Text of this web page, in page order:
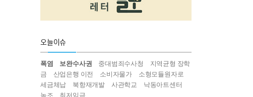
오늘이슈
폭염 보완수사권 중대범죄수사청
지역균형 장학
금
산업은행 이전 소비자물가
소형모듈원자로
세금체납
북항재개발 사관학교
낙동아트센터
녹조
최저임금